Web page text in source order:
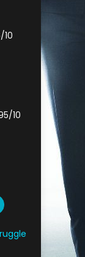
10
10